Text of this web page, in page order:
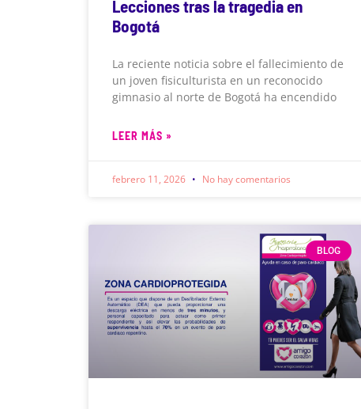
Lecciones tras la tragedia en
Bogotá
La reciente noticia sobre el fallecimiento de
un joven fisiculturista en un reconocido
gimnasio al norte de Bogotá ha encendido
LEER MÁS »
febrero 11, 2026 No hay comentarios
BLOG